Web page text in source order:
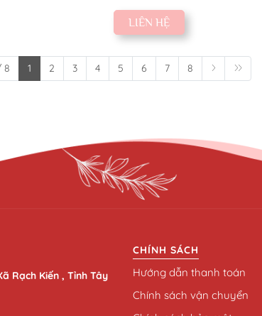
KÍNH
LIÊN HỆ
8 1 2 3 4 5 6 7 8
Rạch Kiến , Tỉnh Tây
CHÍNH SÁCH
Hướng dẫn thanh toán
Chính sách vận chuyển